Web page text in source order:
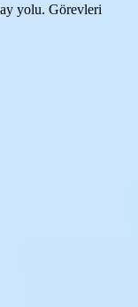
yolu. Görevleri